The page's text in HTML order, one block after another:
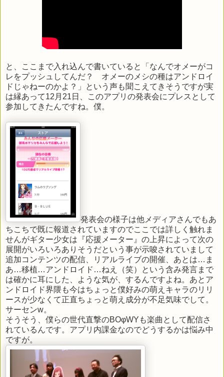
と、ここまで入れ込んで書いていると「なんでオメーがコ
レをプッシュしてんだ？ オメーのメシの種はアンドロイ
ドじゃねーのかよ？」という声も聞こえてきそうですが実
は縁あって12月21日、このアプリの発表会にプレスとして
参加してきたんですね。僕。
発表会の様子は他メディアさんでもあ
ちこちで既に報道されていますのでここでは詳しく触れま
せんがギター少女は『応援メーター』の上昇によって次の
展開がいろいろありそうだという事が示唆されていまして
追加コンテンツの配信、リアルライブの開催、あとは…ま
あ…移植…アンドロイド…ねえ（笑）という含み発言まで
は確かに耳にした、ような気が、するんですよね。あとア
ンドロイド界隈も今はちょっと僕好みの萌えキャラのリリ
ースが少なくて正直ちょっと萌え成分が不足気味でして。
サーセンw。
そうそう、僕らの世代直撃のBOφWYも楽曲として配信さ
れているんです。アプリ内課金なのでどうするかは悩み中
ですが。